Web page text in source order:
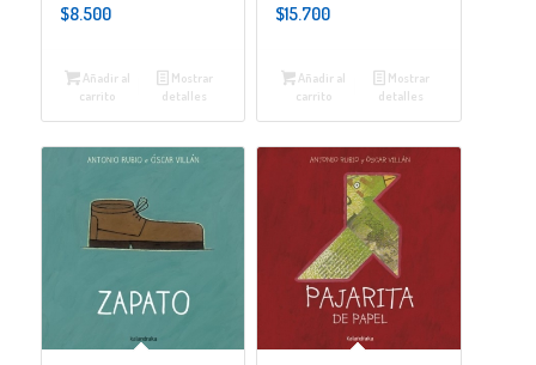
$8.500
Añadir al
carrito
Mostrar
detalles
$15.700
Añadir al
carrito
Mostrar
detalles